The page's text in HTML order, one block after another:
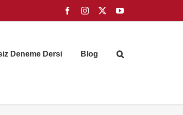
FacebookInstagram YouTube
Deneme Dersi Blog